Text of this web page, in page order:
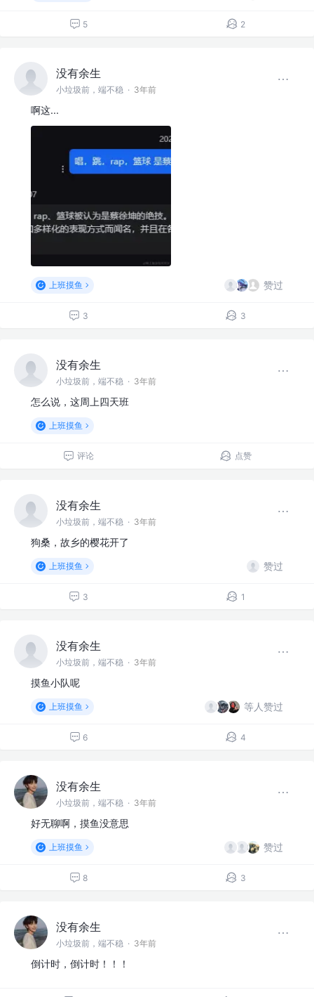
5 2
没有余生
小垃圾前，端不稳 · 3年前
啊这...
上班摸鱼 赞过
3 3
没有余生
小垃圾前，端不稳 · 3年前
怎么说，这周上四天班
上班摸鱼
评论 点赞
没有余生
小垃圾前，端不稳 · 3年前
狗桑，故乡的樱花开了
上班摸鱼 赞过
3 1
没有余生
小垃圾前，端不稳 · 3年前
摸鱼小队呢
上班摸鱼 等人赞过
6 4
没有余生
小垃圾前，端不稳 · 3年前
好无聊啊，摸鱼没意思
上班摸鱼 赞过
8 3
没有余生
小垃圾前，端不稳 · 3年前
倒计时，倒计时！！！